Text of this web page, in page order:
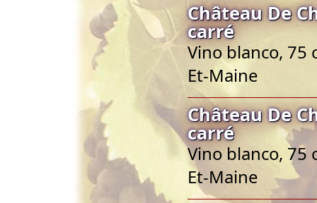
Château De
carré
Vino blanco, 75
Et-Maine
Château De
carré
Vino blanco, 75
Et-Maine